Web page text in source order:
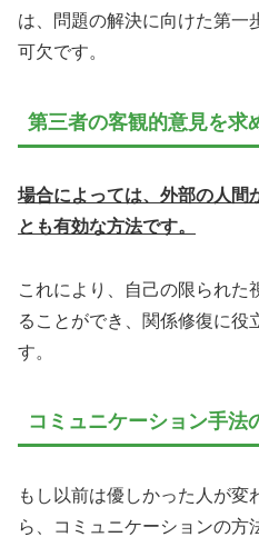
は、問題の解決に向けた第一
可欠です。
第三者の客観的意見を求
場合によっては、外部の人間
とも有効な方法です。
これにより、自己の限られた
ることができ、関係修復に役
す。
コミュニケーション手法
もし以前は優しかった人が変
ら、コミュニケーションの方